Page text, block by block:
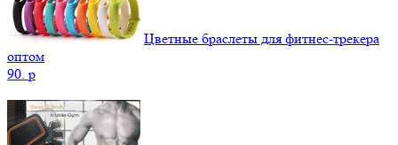
Цветные браслеты для фитнес-трекера
оптом
90. p